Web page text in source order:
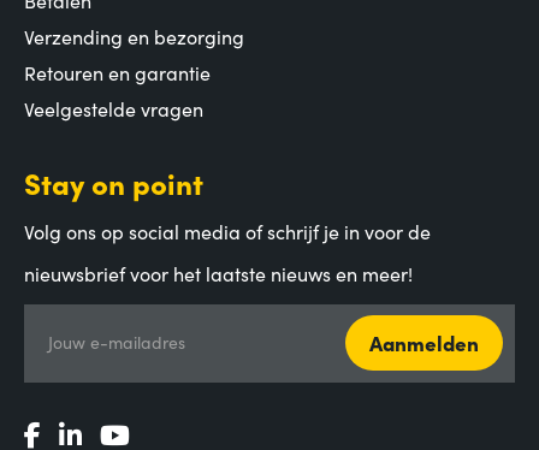
Verzending en bezorging
Retouren en garantie
Veelgestelde vragen
Stay on point
Volg ons op social media of schrijf je in voor de
nieuwsbrief voor het laatste nieuws en meer!
Jouw e-mailadres Aanmelden